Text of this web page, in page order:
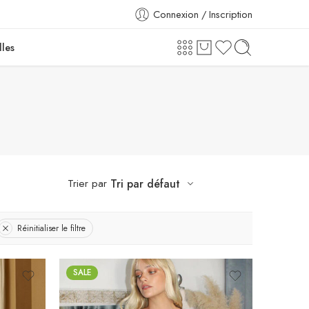
Connexion / Inscription
Trier par Tri par défaut
Réinitialiser le filtre
SALE